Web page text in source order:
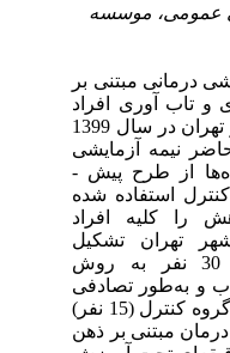
عمومی، موسسه
درمانی مبتنی بر
تاب آوری افراد
شهر تهران در سال 1399
نیمه آزمایشی
از طرح پیش
استفاده شده
کلیه افراد
تهران تشکیل
داده‌اند که از بین آن‌ها، 30 نفر به روش
و به‌طور تصادفی
در گروه آزمایش (15 نفر) و گروه کنترل (15 نفر)
مبتنی بر ذهن